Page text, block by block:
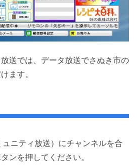
送では、データ放送でさぬき市の
ます。
ニティ放送）にチャンネルを合
ンを押してください。